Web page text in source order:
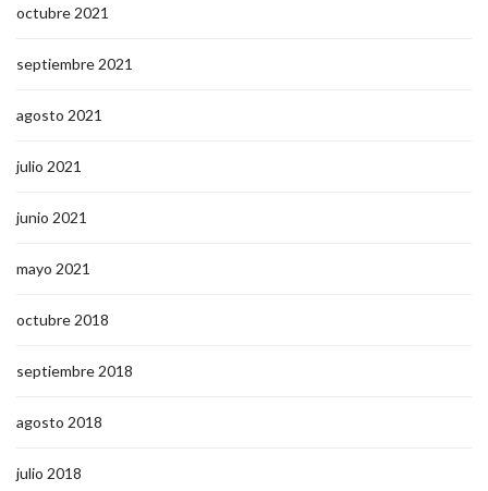
octubre 2021
septiembre 2021
agosto 2021
julio 2021
junio 2021
mayo 2021
octubre 2018
septiembre 2018
agosto 2018
julio 2018